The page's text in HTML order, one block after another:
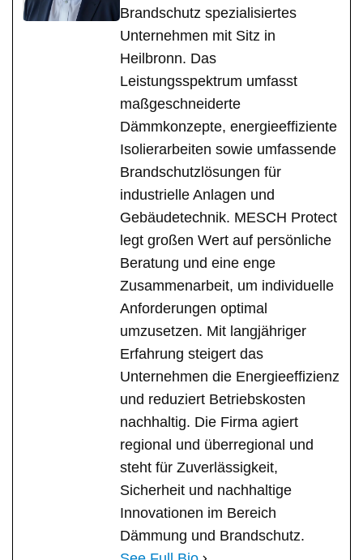
Brandschutz spezialisiertes
Unternehmen mit Sitz in
Heilbronn. Das
Leistungsspektrum umfasst
maßgeschneiderte
Dämmkonzepte, energieeffiziente
Isolierarbeiten sowie umfassende
Brandschutzlösungen für
industrielle Anlagen und
Gebäudetechnik. MESCH Protect
legt großen Wert auf persönliche
Beratung und eine enge
Zusammenarbeit, um individuelle
Anforderungen optimal
umzusetzen. Mit langjähriger
Erfahrung steigert das
Unternehmen die Energieeffizienz
und reduziert Betriebskosten
nachhaltig. Die Firma agiert
regional und überregional und
steht für Zuverlässigkeit,
Sicherheit und nachhaltige
Innovationen im Bereich
Dämmung und Brandschutz.